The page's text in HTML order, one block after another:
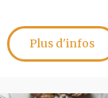
Plus d'infos